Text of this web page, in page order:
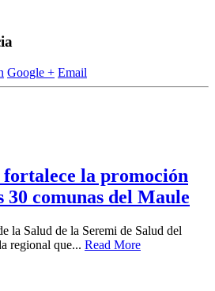
Google + Email
fortalece la promoción
30 comunas del Maule
la Salud de la Seremi de Salud del
regional que... Read More